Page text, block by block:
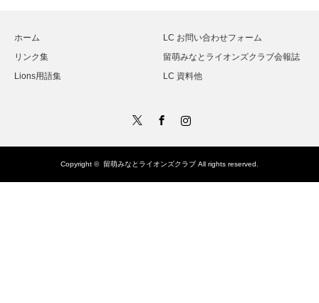
ホーム
LC お問い合わせフォーム
リンク集
留萌みなとライオンズクラブ会報誌
Lions用語集
LC 資料他
Instagram
Copyright © 留萌みなとライオンズクラブ All rights reserved.